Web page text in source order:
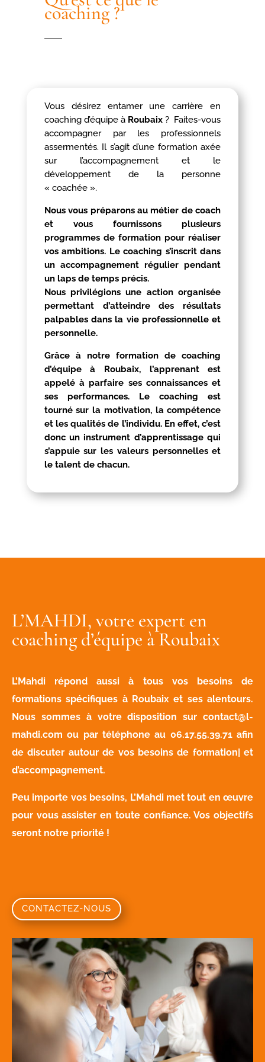
coaching ?
Vous désirez entamer une carrière en
coaching d’équipe à Roubaix ? Faites-vous
accompagner par les professionnels
assermentés. Il s’agit d’une formation axée
sur l’accompagnement et le
développement de la personne
« coachée ».
Nous vous préparons au métier de coach
et vous fournissons plusieurs
programmes de formation pour réaliser
vos ambitions. Le coaching s’inscrit dans
un accompagnement régulier pendant
un laps de temps précis.
Nous privilégions une action organisée
permettant d’atteindre des résultats
palpables dans la vie professionnelle et
personnelle.
Grâce à notre formation de coaching
d’équipe à Roubaix, l’apprenant est
appelé à parfaire ses connaissances et
ses performances. Le coaching est
tourné sur la motivation, la compétence
et les qualités de l’individu. En effet, c’est
donc un instrument d’apprentissage qui
s’appuie sur les valeurs personnelles et
le talent de chacun.
L’MAHDI, votre expert en
coaching d’équipe à Roubaix
L’Mahdi répond aussi à tous vos besoins de
formations spécifiques à Roubaix et ses alentours.
Nous sommes à votre disposition sur contact@l-
mahdi.com ou par téléphone au 06.17.55.39.71afin
de discuter autour de vos besoins de formation| et
d’accompagnement.
Peu importe vos besoins, L’Mahdi met tout en œuvre
pour vous assister en toute confiance. Vos objectifs
seront notre priorité !
CONTACTEZ-NOUS